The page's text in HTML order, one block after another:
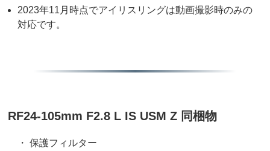
2023年11月時点でアイリスリングは動画撮影時のみの
対応です。
RF24-105mm F2.8 L IS USM Z 同梱物
・ 保護フィルター